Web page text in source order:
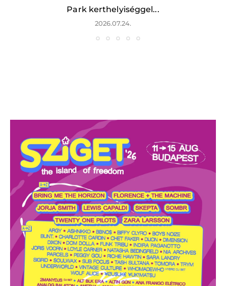
Park kerthelyiséggel...
2026.07.24.